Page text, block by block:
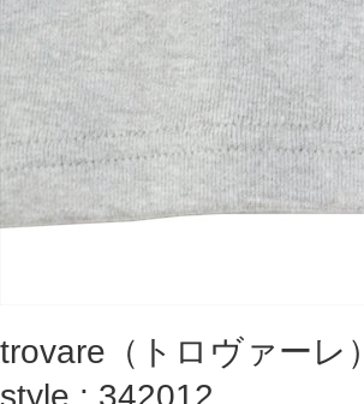
trovare（トロヴァーレ）
style : 342012